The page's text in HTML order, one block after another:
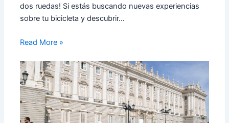
dos ruedas! Si estás buscando nuevas experiencias
sobre tu bicicleta y descubrir…
Read More »